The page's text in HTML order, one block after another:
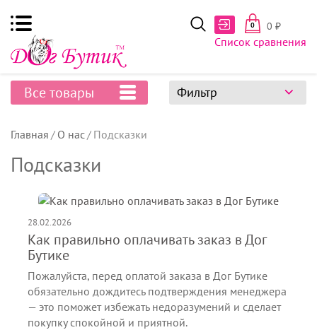
0 0 ₽
Список сравнения
Все товары Фильтр
Главная О нас Подсказки
Подсказки
28.02.2026
Как правильно оплачивать заказ в Дог
Бутике
Пожалуйста, перед оплатой заказа в Дог Бутике
обязательно дождитесь подтверждения менеджера
— это поможет избежать недоразумений и сделает
покупку спокойной и приятной.